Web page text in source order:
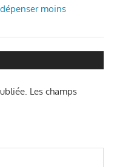
moins
Les champs